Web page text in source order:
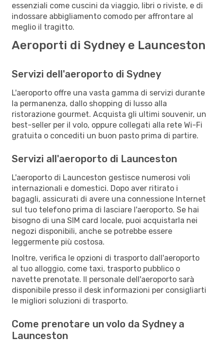
essenziali come cuscini da viaggio, libri o riviste, e di
indossare abbigliamento comodo per affrontare al
meglio il tragitto.
Aeroporti di Sydney e Launceston
Servizi dell'aeroporto di Sydney
L'aeroporto offre una vasta gamma di servizi durante
la permanenza, dallo shopping di lusso alla
ristorazione gourmet. Acquista gli ultimi souvenir, un
best-seller per il volo, oppure collegati alla rete Wi-Fi
gratuita o concediti un buon pasto prima di partire.
Servizi all'aeroporto di Launceston
L'aeroporto di Launceston gestisce numerosi voli
internazionali e domestici. Dopo aver ritirato i
bagagli, assicurati di avere una connessione Internet
sul tuo telefono prima di lasciare l'aeroporto. Se hai
bisogno di una SIM card locale, puoi acquistarla nei
negozi disponibili, anche se potrebbe essere
leggermente più costosa.
Inoltre, verifica le opzioni di trasporto dall'aeroporto
al tuo alloggio, come taxi, trasporto pubblico o
navette prenotate. Il personale dell'aeroporto sarà
disponibile presso il desk informazioni per consigliarti
le migliori soluzioni di trasporto.
Come prenotare un volo da Sydney a
Launceston